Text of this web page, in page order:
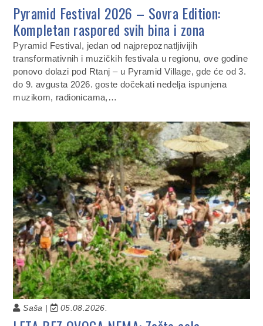
Pyramid Festival 2026 – Sovra Edition:
Kompletan raspored svih bina i zona
Pyramid Festival, jedan od najprepoznatljivijih
transformativnih i muzičkih festivala u regionu, ove godine
ponovo dolazi pod Rtanj – u Pyramid Village, gde će od 3.
do 9. avgusta 2026. goste dočekati nedelja ispunjena
muzikom, radionicama,…
Saša | 05.08.2026.